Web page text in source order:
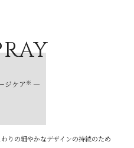
ジケア※ —
りの細やかなデザインの持続のため